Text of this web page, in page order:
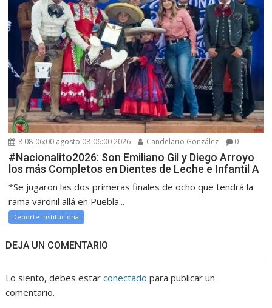
8 08-06:00 agosto 08-06:00 2026 Candelario González 0
#Nacionalito2026: Son Emiliano Gil y Diego Arroyo
los más Completos en Dientes de Leche e Infantil A
*Se jugaron las dos primeras finales de ocho que tendrá la
rama varonil allá en Puebla...
Deporte Institucional
DEJA UN COMENTARIO
Lo siento, debes estarconectado para publicar un
comentario.